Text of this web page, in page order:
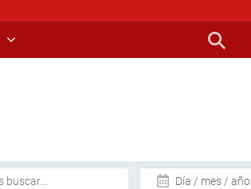
Día / mes / año